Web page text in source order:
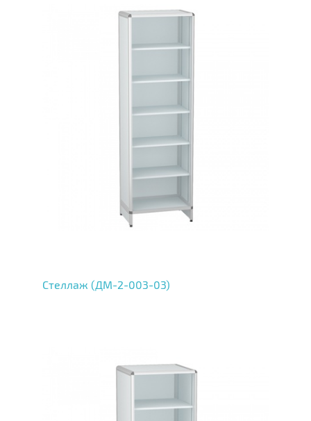
Стеллаж (ДМ-2-003-03)